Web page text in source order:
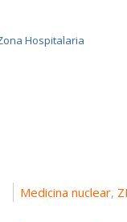
Medicina nuclear,